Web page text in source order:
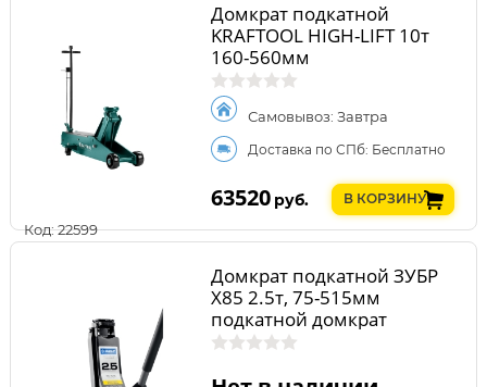
Код: 22599
Домкрат подкатной
KRAFTOOL HIGH-LIFT 10т
160-560мм
Самовывоз: Завтра
Доставка по СПб: Бесплатно
63520 руб. В КОРЗИНУ
Домкрат подкатной ЗУБР
X85 2.5т, 75-515мм
подкатной домкрат
гидравлический